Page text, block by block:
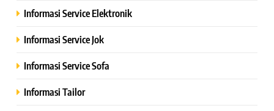
Informasi Service Elektronik
Informasi Service Jok
Informasi Service Sofa
Informasi Tailor